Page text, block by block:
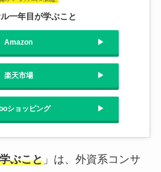
一年目が学ぶこと
Amazon
楽天市場
ショッピング
ぶこと」は、外資系コンサ